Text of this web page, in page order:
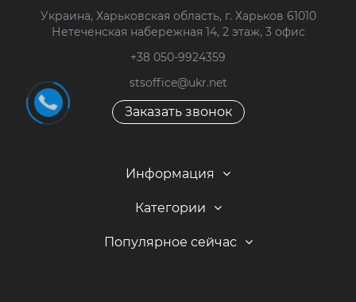
Украина, Харьковская область, г. Харьков 61010
Нетеченская набережная 14, 2 этаж, 3 офис
+38 050-9924359
stsoffice@ukr.net
Заказать звонок
Информация
Категории
Популярное сейчас